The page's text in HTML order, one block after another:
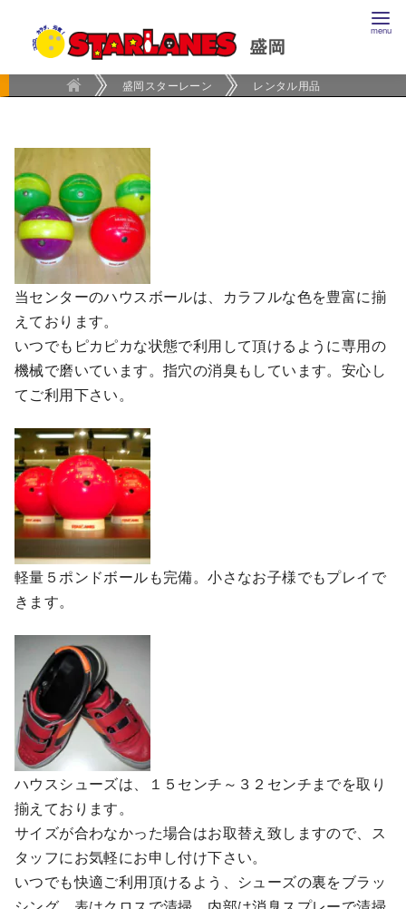
盛岡スターレーン レンタル用品
当センターのハウスボールは、カラフルな色を豊富に揃
えております。
いつでもピカピカな状態で利用して頂けるように専用の
機械で磨いています。指穴の消臭もしています。安心し
てご利用下さい。
軽量５ポンドボールも完備。小さなお子様でもプレイで
きます。
ハウスシューズは、１５センチ～３２センチまでを取り
揃えております。
サイズが合わなかった場合はお取替え致しますので、ス
タッフにお気軽にお申し付け下さい。
いつでも快適ご利用頂けるよう、シューズの裏をブラッ